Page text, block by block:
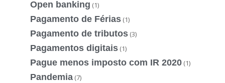
Open banking (1)
Pagamento de Férias (1)
Pagamento de tributos (3)
Pagamentos digitais (1)
Pague menos imposto com IR 2020 (1)
Pandemia (7)